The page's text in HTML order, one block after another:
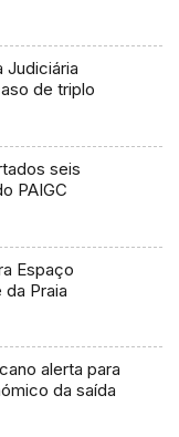
Judiciária
de triplo
seis
PAIGC
Espaço
da Praia
alerta para
da saída